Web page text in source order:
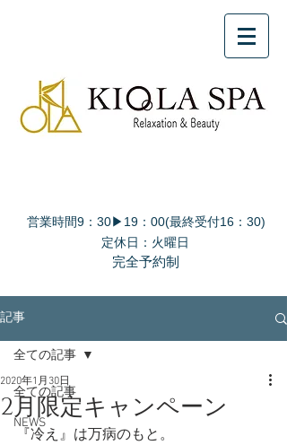
営業時間9：30▶19：00(最終受付16：30)
定休日：火曜日
完全予約制
記事
全ての記事
NEWS
全ての記事
2月限定キャンペーン
2020年1月30日
『冷え』は万病のもと。